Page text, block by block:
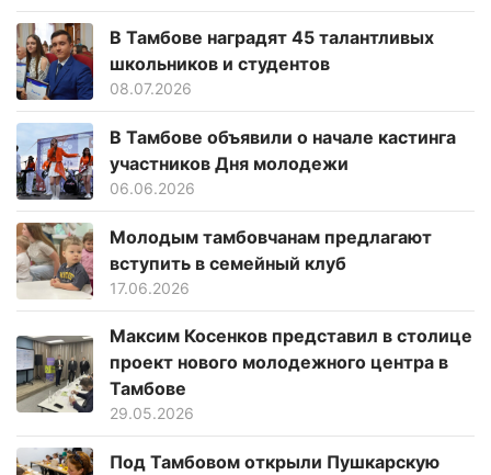
В Тамбове наградят 45 талантливых
школьников и студентов
08.07.2026
В Тамбове объявили о начале кастинга
участников Дня молодежи
06.06.2026
Молодым тамбовчанам предлагают
вступить в семейный клуб
17.06.2026
Максим Косенков представил в столице
проект нового молодежного центра в
Тамбове
29.05.2026
Под Тамбовом открыли Пушкарскую